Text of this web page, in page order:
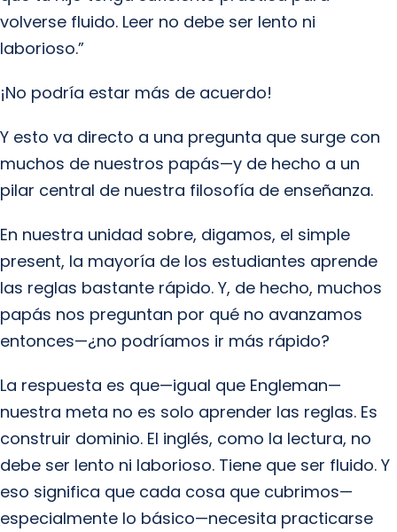
volverse fluido. Leer no debe ser lento ni
laborioso.”
¡No podría estar más de acuerdo!
Y esto va directo a una pregunta que surge con
muchos de nuestros papás—y de hecho a un
pilar central de nuestra filosofía de enseñanza.
En nuestra unidad sobre, digamos, el simple
present, la mayoría de los estudiantes aprende
las reglas bastante rápido. Y, de hecho, muchos
papás nos preguntan por qué no avanzamos
entonces—¿no podríamos ir más rápido?
La respuesta es que—igual que Engleman—
nuestra meta no es solo aprender las reglas. Es
construir dominio. El inglés, como la lectura, no
debe ser lento ni laborioso. Tiene que ser fluido. Y
eso significa que cada cosa que cubrimos—
especialmente lo básico—necesita practicarse